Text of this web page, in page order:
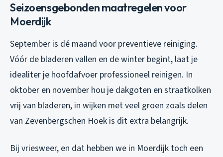
Seizoensgebonden maatregelen voor
Moerdijk
September is dé maand voor preventieve reiniging.
Vóór de bladeren vallen en de winter begint, laat je
idealiter je hoofdafvoer professioneel reinigen. In
oktober en november hou je dakgoten en straatkolken
vrij van bladeren, in wijken met veel groen zoals delen
van Zevenbergschen Hoek is dit extra belangrijk.
Bij vriesweer, en dat hebben we in Moerdijk toch een